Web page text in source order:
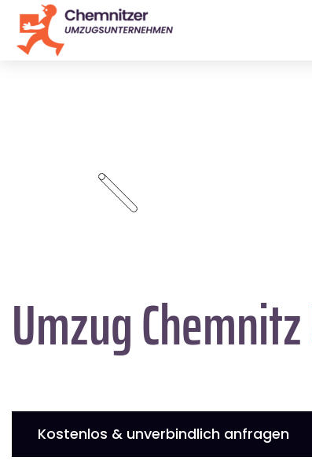
Umzug Chemnitz
Kostenlos & unverbindlich anfragen